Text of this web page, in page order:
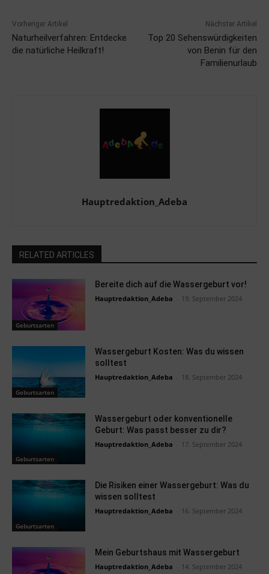
Vorheriger Artikel
Naturheilverfahren: Entdecke
die natürliche Heilkraft!
Nächster Artikel
Top 20 Sehenswürdigkeiten
von Benin für den
Familienurlaub
Hauptredaktion_Adeba
RELATED ARTICLES
Geburtsarten
Bereite dich auf die Wassergeburt vor!
Hauptredaktion_Adeba 19. September 2024
Geburtsarten
Wassergeburt Kosten: Was du wissen
solltest
Hauptredaktion_Adeba 18. September 2024
Geburtsarten
Wassergeburt oder konventionelle
Geburt: Was passt besser zu dir?
Hauptredaktion_Adeba 17. September 2024
Geburtsarten
Die Risiken einer Wassergeburt: Was du
wissen solltest
Hauptredaktion_Adeba 16. September 2024
Mein Geburtshaus mit Wassergeburt
Hauptredaktion_Adeba 14. September 2024